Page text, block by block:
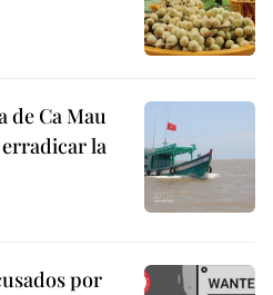
de Ca Mau
la
por